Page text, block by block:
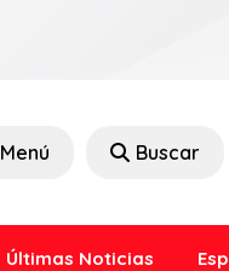
Menú Buscar
Últimas Noticias